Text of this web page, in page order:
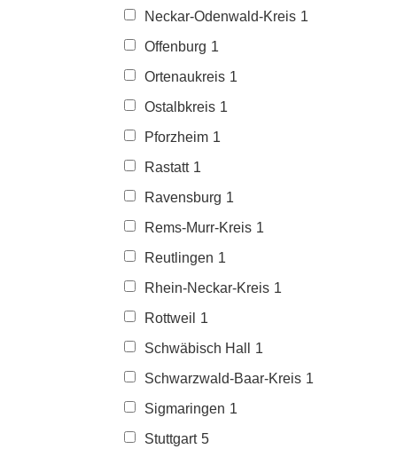
Neckar-Odenwald-Kreis 1
Offenburg 1
Ortenaukreis 1
Ostalbkreis 1
Pforzheim 1
Rastatt 1
Ravensburg 1
Rems-Murr-Kreis 1
Reutlingen 1
Rhein-Neckar-Kreis 1
Rottweil
1
Schwäbisch Hall
1
Schwarzwald-Baar-Kreis 1
Sigmaringen 1
Stuttgart 5